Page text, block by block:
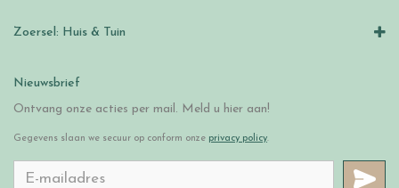
Zoersel: Huis & Tuin
Nieuwsbrief
Ontvang onze acties per mail. Meld u hier aan!
Gegevens slaan we secuur op conform onze privacy policy.